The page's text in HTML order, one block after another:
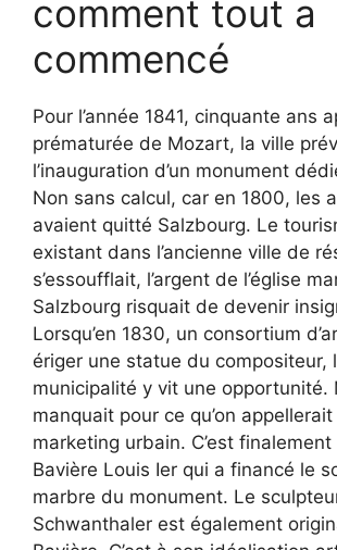
comment tout a
commencé
Pour l’année 1841, cinquante ans
prématurée de Mozart, la ville
l’inauguration d’un monument
Non sans calcul, car en 1800, les
avaient quitté Salzbourg. Le
existant dans l’ancienne ville de
s’essoufflait, l’argent de l’église
Salzbourg risquait de devenir
Lorsqu’en 1830, un consortium
ériger une statue du compositeur,
municipalité y vit une opportunité.
manquait pour ce qu’on appellerait
marketing urbain. C’est
Bavière Louis Ier qui a financé le
marbre du monument. Le
Schwanthaler est également